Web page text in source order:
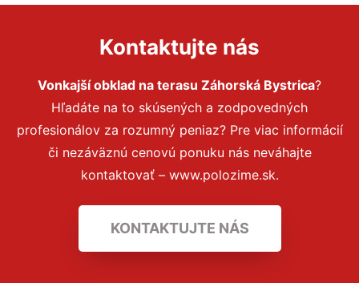
Kontaktujte nás
Vonkajší obklad na terasu Záhorská Bystrica?
Hľadáte na to skúsených a zodpovedných
profesionálov za rozumný peniaz? Pre viac informácií
či nezáväznú cenovú ponuku nás neváhajte
kontaktovať – www.polozime.sk.
KONTAKTUJTE NÁS